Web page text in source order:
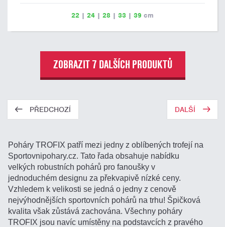
22 | 24 | 28 | 33 | 39 cm
ZOBRAZIT 7 DALŠÍCH PRODUKTŮ
PŘEDCHOZÍ DALŠÍ
Poháry TROFIX patří mezi jedny z oblíbených trofejí na
Sportovnipohary.cz. Tato řada obsahuje nabídku
velkých robustních pohárů pro fanoušky v
jednoduchém designu za překvapivě nízké ceny.
Vzhledem k velikosti se jedná o jedny z cenově
nejvýhodnějších sportovních pohárů na trhu! Špičková
kvalita však zůstává zachována. Všechny poháry
TROFIX jsou navíc umístěny na podstavcích z pravého